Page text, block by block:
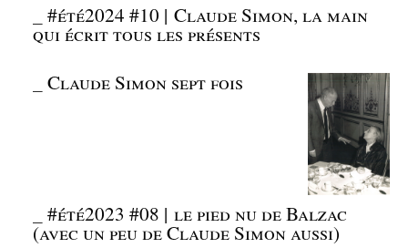
_#été2024 #10 | Claude Simon, la main
qui écrit tous les présents
_Claude Simon sept fois
_#été2023 #08 | le pied nu de Balzac
(avec un peu de Claude Simon aussi)